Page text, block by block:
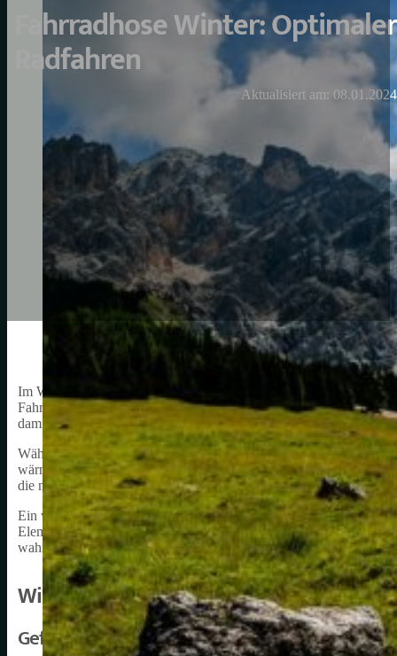
Fahrradhose Winter:
Radfahren
Aktualisiert am: 08.01.2024
Im Winter ist es besonders wichtig, dass ich mich beim Radfahren
Fahrradhose für den Winter. Fahrradhosen für den Winter sind
damit ich mein Radfahren auch in der kalten Jahreszeit genießen
Während ich in den wärmeren Monaten auf dünne, bequeme
wärmeisolierende als auch atmungsaktive Eigenschaften besitzt.
die mich vor den winterlichen Bedingungen schützen und
Ein weiterer Vorteil von Winter-Fahrradhosen ist die erhöhte
Elemente, die dafür sorgen, dass ich auch bei Dunkelheit und
wahrgenommen werde. Sicherheit und Komfort sind im Winter
Winter Fahrradhose Typen
Gefütterte Fahrradhose